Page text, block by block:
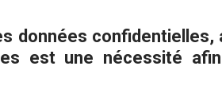
données
est une nécessité